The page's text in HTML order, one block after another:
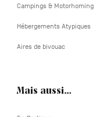
Campings & Motorhoming
Hébergements Atypiques
Aires de bivouac
Mais aussi…